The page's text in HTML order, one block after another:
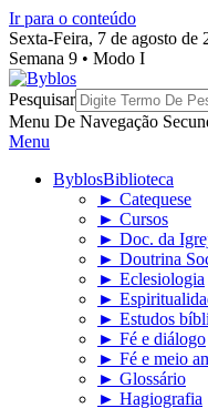
Ir para o conteúdo
Sexta-Feira, 7 de agosto
Semana 9 • Modo I
Byblos
Pesquisar
Menu De Navegação
Menu
ByblosBiblioteca
► Catequese
► Cursos
► Doc. da
► Doutrina
► Eclesiologia
►
► Estudos
► Fé e diálogo
► Fé e meio
► Glossário
► Hagiografia